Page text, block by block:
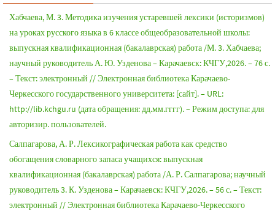
Хабчаева, М. 3. Методика изучения устаревшей лексики (историзмов)
на уроках русского языка в 6 классе общеобразовательной школы:
выпускная квалификационная (бакалаврская) работа /М. 3. Хабчаева;
научный руководитель А. Ю. Узденова – Карачаевск: КЧГУ,2026. – 76 с.
– Текст: электронный // Электронная библиотека Карачаево-
Черкесского государственного университета: [сайт]. – URL:
http://lib.kchgu.ru (дата обращения: дд.мм.гггг). – Режим доступа: для
авторизир. пользователей.
Салпагарова, А. Р. Лексикографическая работа как средство
обогащения словарного запаса учащихся: выпускная
квалификационная (бакалаврская) работа /А. Р. Салпагарова; научный
руководитель 3. К. Узденова – Карачаевск: КЧГУ,2026. – 56 с. – Текст:
электронный // Электронная библиотека Карачаево-Черкесского